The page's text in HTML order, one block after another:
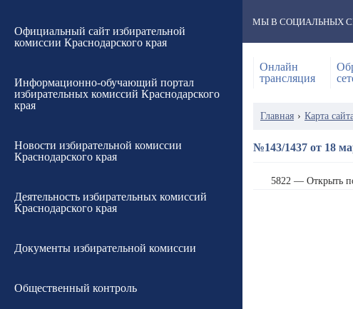
Официальный сайт избирательной
комиссии Краснодарского края
Информационно-обучающий портал
избирательных комиссий Краснодарского
края
Новости избирательной комиссии
Краснодарского края
Деятельность избирательных комиссий
Краснодарского края
Документы избирательной комиссии
Общественный контроль
МЫ В СОЦИАЛЬНЫХ
Онлайн
трансляция
Главная › Карта
№143/1437 от 18
5822 — Открыть